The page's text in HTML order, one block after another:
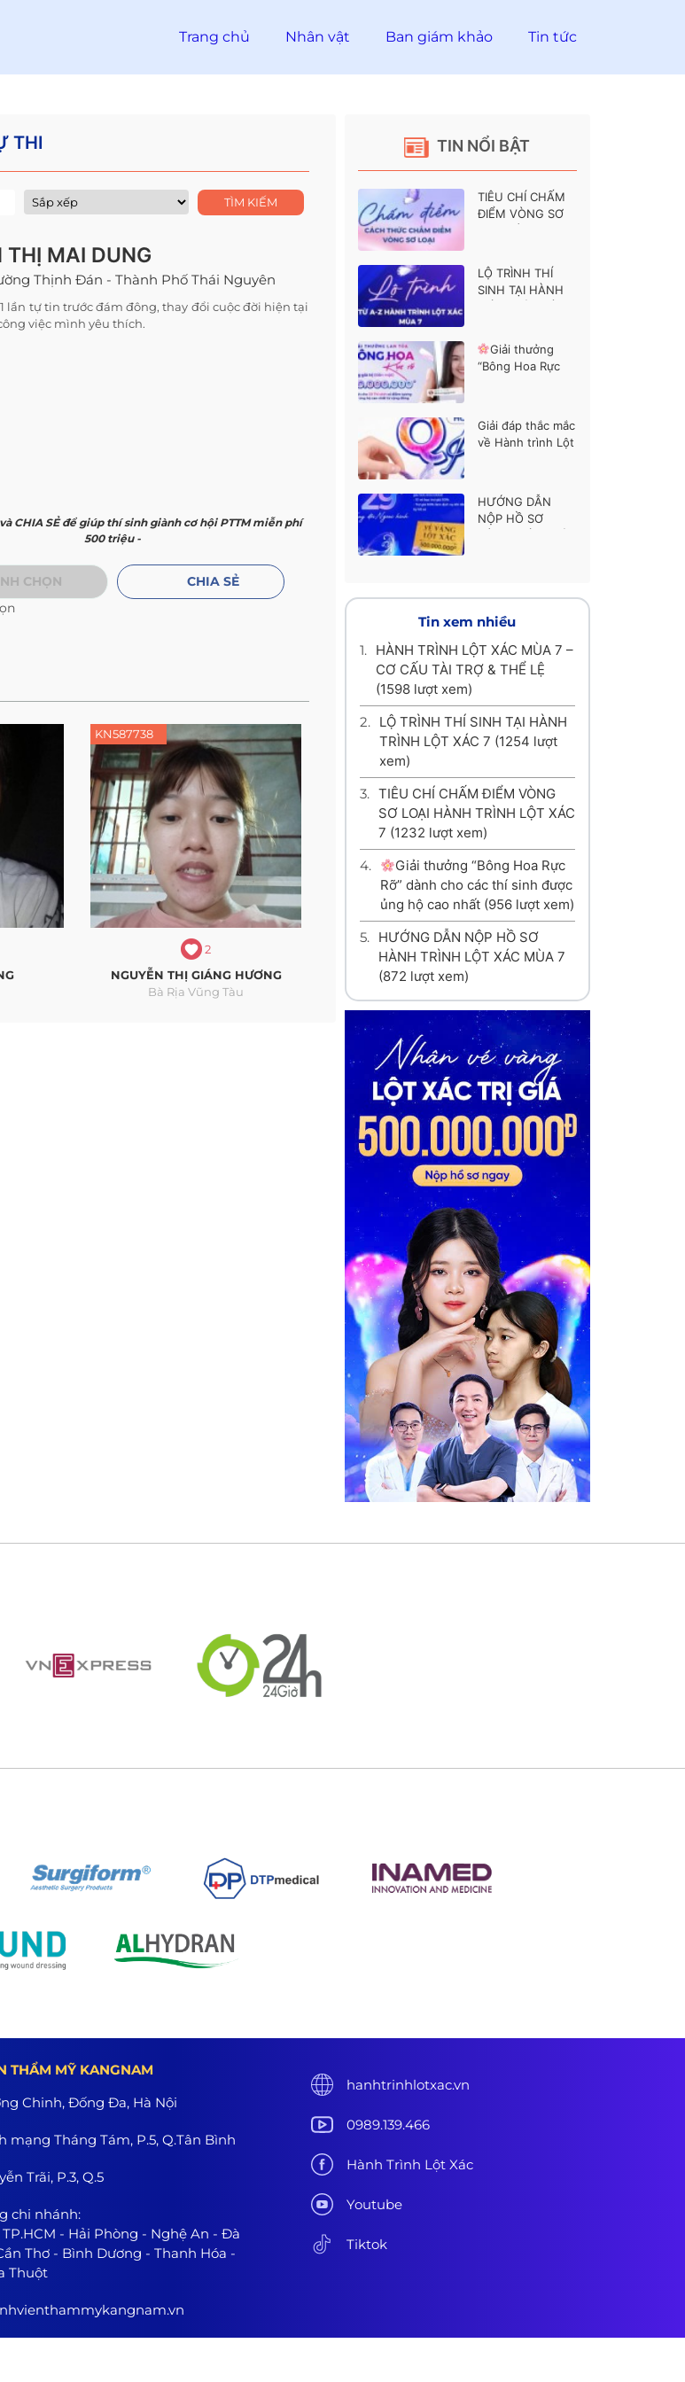
Trang chủ Nhân vật Ban giám khảo Tin tức
TIN NỔI BẬT
TIÊU CHÍ CHẤM
ĐIỂM VÒNG SƠ
LỘ TRÌNH THÍ
SINH TẠI HÀNH
Giải thưởng
“Bông Hoa Rực
Giải đáp thắc mắc
về Hành trình Lột
HƯỚNG DẪN
NỘP HỒ SƠ
Tin xem nhiều
1.
HÀNH TRÌNH LỘT XÁC MÙA 7 –
CƠ CẤU TÀI TRỢ & THỂ LỆ
(1598 lượt xem)
2.
LỘ TRÌNH THÍ SINH TẠI HÀNH
TRÌNH LỘT XÁC 7 (1254 lượt
xem)
3. TIÊU CHÍ CHẤM ĐIỂM VÒNG
SƠ LOẠI HÀNH TRÌNH LỘT XÁC
7 (1232 lượt xem)
4.
Giải thưởng “Bông Hoa Rực
Rỡ” dành cho các thí sinh được
ủng hộ cao nhất (956 lượt xem)
5.
HƯỚNG DẪN NỘP HỒ SƠ
HÀNH TRÌNH LỘT XÁC MÙA 7
(872 lượt xem)
THI
THỊ MAI DUNG
Thịnh Đán - Thành Phố Thái Nguyên
lần tự tin trước đám đông, thay đổi cuộc đời hiện tại
việc mình yêu thích.
CHIA SẺ để giúp thí sinh giành cơ hội PTTM miễn phí
500 triệu -
CHỌN
CHIA SẺ
KN587738
2
NGUYỄN THỊ GIÁNG HƯƠNG
Bà Rịa Vũng Tàu
THẨM MỸ KANGNAM
Chinh, Đống Đa, Hà Nội
mạng Tháng Tám, P.5, Q.Tân Bình
Trãi, P.3, Q.5
chi nhánh:
TP.HCM - Hải Phòng - Nghệ An - Đà
Thơ - Bình Dương - Thanh Hóa -
Thuột
hanhtrinhlotxac.vn
0989.139.466
Hành Trình Lột Xác
Youtube
Tiktok